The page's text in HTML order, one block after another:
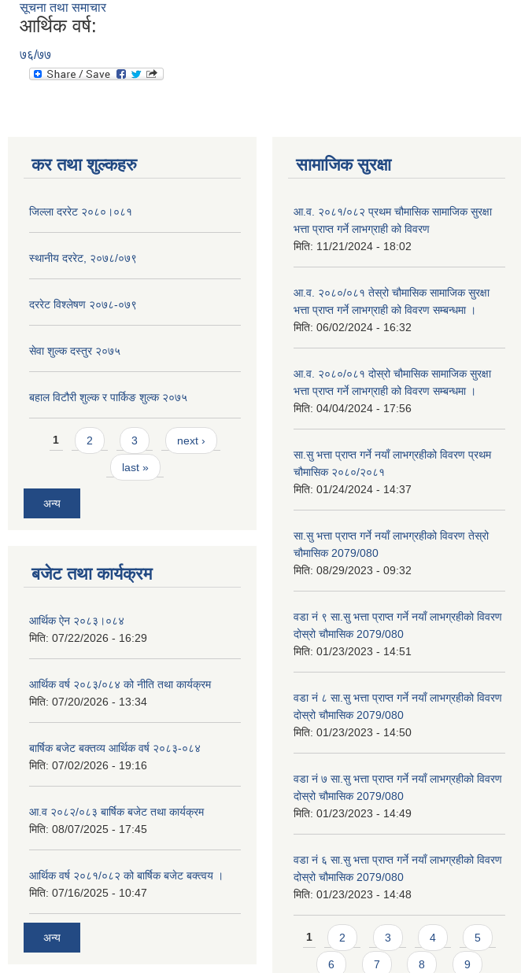
सूचना तथा समाचार
आर्थिक वर्ष:
७६/७७
कर तथा शुल्कहरु
जिल्ला दररेट २०८०।०८१
स्थानीय दररेट, २०७८/०७९
दररेट विश्लेषण २०७८-०७९
सेवा शुल्क दस्तुर २०७५
बहाल विटौरी शुल्क र पार्किङ शुल्क २०७५
Pages
1 2 3 next ›
last »
अन्य
बजेट तथा कार्यक्रम
आर्थिक ऐन २०८३।०८४
मिति: 07/22/2026 - 16:29
आर्थिक वर्ष २०८३/०८४ को नीति तथा कार्यक्रम
मिति: 07/20/2026 - 13:34
बार्षिक बजेट बक्तव्य आर्थिक वर्ष २०८३-०८४
मिति: 07/02/2026 - 19:16
आ.व २०८२/०८३ बार्षिक बजेट तथा कार्यक्रम
मिति: 08/07/2025 - 17:45
आर्थिक वर्ष २०८१/०८२ को बार्षिक बजेट बक्त्वय ।
मिति: 07/16/2025 - 10:47
अन्य
सामाजिक सुरक्षा
आ.व. २०८१/०८२ प्रथम चौमासिक सामाजिक सुरक्षा
भत्ता प्राप्त गर्ने लाभग्राही को विवरण
मिति: 11/21/2024 - 18:02
आ.व. २०८०/०८१ तेस्रो चौमासिक सामाजिक सुरक्षा
भत्ता प्राप्त गर्ने लाभग्राही को विवरण सम्बन्धमा ।
मिति: 06/02/2024 - 16:32
आ.व. २०८०/०८१ दोस्रो चौमासिक सामाजिक सुरक्षा
भत्ता प्राप्त गर्ने लाभग्राही को विवरण सम्बन्धमा ।
मिति: 04/04/2024 - 17:56
सा.सु भत्ता प्राप्त गर्ने नयाँ लाभग्रहीको विवरण प्रथम
चौमासिक २०८०/२०८१
मिति: 01/24/2024 - 14:37
सा.सु भत्ता प्राप्त गर्ने नयाँ लाभग्रहीको विवरण तेस्रो
चौमासिक 2079/080
मिति: 08/29/2023 - 09:32
वडा नं ९ सा.सु भत्ता प्राप्त गर्ने नयाँ लाभग्रहीको विवरण
दोस्रो चौमासिक 2079/080
मिति: 01/23/2023 - 14:51
वडा नं ८ सा.सु भत्ता प्राप्त गर्ने नयाँ लाभग्रहीको विवरण
दोस्रो चौमासिक 2079/080
मिति: 01/23/2023 - 14:50
वडा नं ७ सा.सु भत्ता प्राप्त गर्ने नयाँ लाभग्रहीको विवरण
दोस्रो चौमासिक 2079/080
मिति: 01/23/2023 - 14:49
वडा नं ६ सा.सु भत्ता प्राप्त गर्ने नयाँ लाभग्रहीको विवरण
दोस्रो चौमासिक 2079/080
मिति: 01/23/2023 - 14:48
Pages
1 2 3 4 5
6 7 8 9